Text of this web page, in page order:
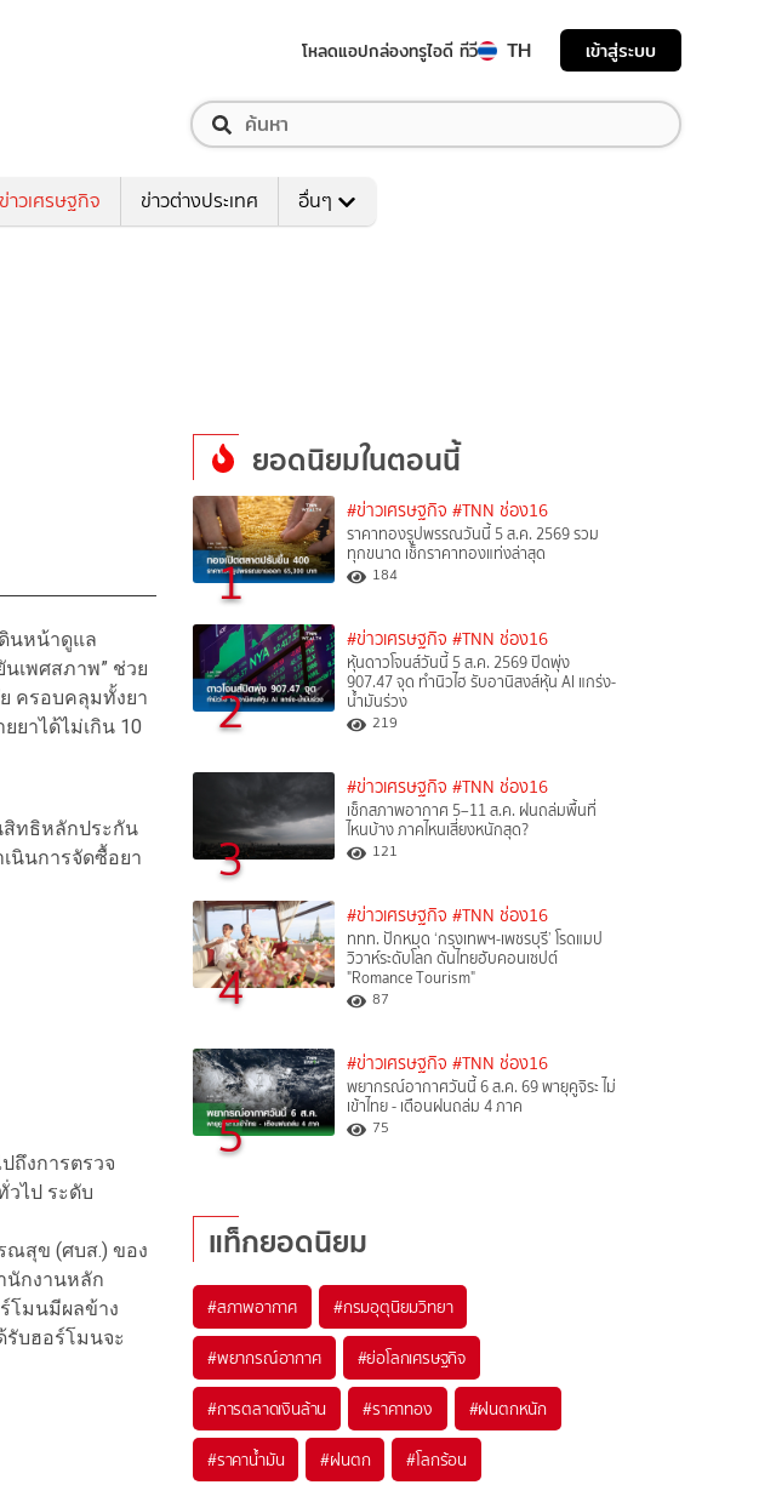
โหลดแอปกล่องทรูไอดี ทีวี TH เข้าสู่ระบบ
ข่าวเศรษฐกิจ ข่าวต่างประเทศ อื่นๆ
นหน้าดูแล
เพศสภาพ” ช่วย
ครอบคลุมทั้งยา
ยาได้ไม่เกิน 10
สิทธิหลักประกัน
นินการจัดซื้อยา
ถึงการตรวจ
ไป ระดับ
ณสุข (ศบส.) ของ
นักงานหลัก
โมนมีผลข้าง
บฮอร์โมนจะ
ยอดนิยมในตอนนี้
1
#ข่าวเศรษฐกิจ #TNN ช่อง16
ราคาทองรูปพรรณวันนี้ 5 ส.ค. 2569 รวม
ทุกขนาด เช็กราคาทองแท่งล่าสุด
184
2
#ข่าวเศรษฐกิจ #TNN ช่อง16
หุ้นดาวโจนส์วันนี้ 5 ส.ค. 2569 ปิดพุ่ง
907.47 จุด ทำนิวไฮ รับอานิสงส์หุ้น AI แกร่ง-
น้ำมันร่วง
219
3
#ข่าวเศรษฐกิจ #TNN ช่อง16
เช็กสภาพอากาศ 5–11 ส.ค. ฝนถล่มพื้นที่
ไหนบ้าง ภาคไหนเสี่ยงหนักสุด?
121
4
#ข่าวเศรษฐกิจ #TNN ช่อง16
ททท. ปักหมุด ‘กรุงเทพฯ-เพชรบุรี’ โรดแมป
วิวาห์ระดับโลก ดันไทยฮับคอนเซปต์
"Romance Tourism"
87
5
#ข่าวเศรษฐกิจ #TNN ช่อง16
พยากรณ์อากาศวันนี้ 6 ส.ค. 69 พายุคูจิระ ไม่
เข้าไทย - เตือนฝนถล่ม 4 ภาค
75
แท็กยอดนิยม
#สภาพอากาศ #กรมอุตุนิยมวิทยา
#พยากรณ์อากาศ #ย่อโลกเศรษฐกิจ
#การตลาดเงินล้าน #ราคาทอง #ฝนตกหนัก
#ราคาน้ำมัน #ฝนตก #โลกร้อน